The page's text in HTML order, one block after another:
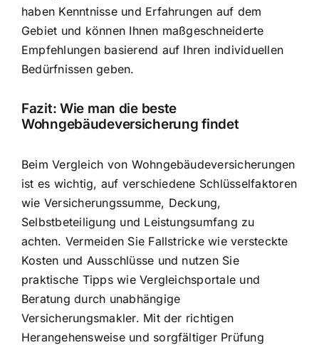
haben Kenntnisse und Erfahrungen auf dem
Gebiet und können Ihnen maßgeschneiderte
Empfehlungen basierend auf Ihren individuellen
Bedürfnissen geben.
Fazit: Wie man die beste
Wohngebäudeversicherung findet
Beim Vergleich von Wohngebäudeversicherungen
ist es wichtig, auf verschiedene Schlüsselfaktoren
wie Versicherungssumme, Deckung,
Selbstbeteiligung und Leistungsumfang zu
achten. Vermeiden Sie Fallstricke wie versteckte
Kosten und Ausschlüsse und nutzen Sie
praktische Tipps wie Vergleichsportale und
Beratung durch unabhängige
Versicherungsmakler. Mit der richtigen
Herangehensweise und sorgfältiger Prüfung